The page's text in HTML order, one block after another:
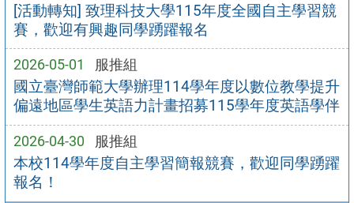
[活動轉知] 致理科技大學115年度全國自主學習競
賽，歡迎有興趣同學踴躍報名
2026-05-01 服推組
國立臺灣師範大學辦理114學年度以數位教學提升
偏遠地區學生英語力計畫招募115學年度英語學伴
2026-04-30 服推組
本校114學年度自主學習簡報競賽，歡迎同學踴躍
報名！